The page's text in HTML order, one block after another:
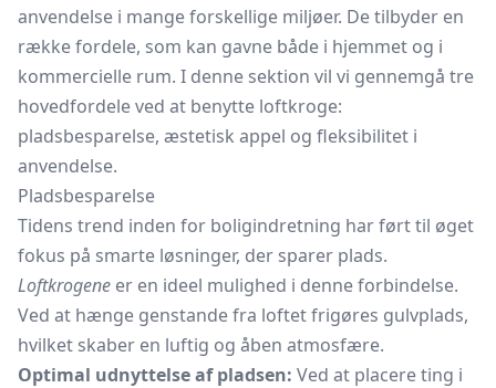
anvendelse i mange forskellige miljøer. De tilbyder en
række fordele, som kan gavne både i hjemmet og i
kommercielle rum. I denne sektion vil vi gennemgå tre
hovedfordele ved at benytte loftkroge:
pladsbesparelse, æstetisk appel og fleksibilitet i
anvendelse.
Pladsbesparelse
Tidens trend inden for boligindretning har ført til øget
fokus på smarte løsninger, der sparer plads.
Loftkrogene er en ideel mulighed i denne forbindelse.
Ved at hænge genstande fra loftet frigøres gulvplads,
hvilket skaber en luftig og åben atmosfære.
Optimal udnyttelse af pladsen: Ved at placere ting i